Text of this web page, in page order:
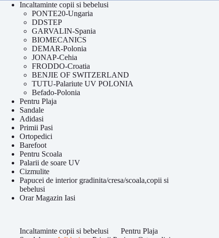
Incaltaminte copii si bebelusi
PONTE20-Ungaria
DDSTEP
GARVALIN-Spania
BIOMECANICS
DEMAR-Polonia
JONAP-Cehia
FRODDO-Croatia
BENJIE OF SWITZERLAND
TUTU-Palariute UV POLONIA
Befado-Polonia
Pentru Plaja
Sandale
Adidasi
Primii Pasi
Ortopedici
Barefoot
Pentru Scoala
Palarii de soare UV
Cizmulite
Papucei de interior gradinita/cresa/scoala,copii si
bebelusi
Orar Magazin Iasi
Incaltaminte copii si bebelusi
Pentru Plaja